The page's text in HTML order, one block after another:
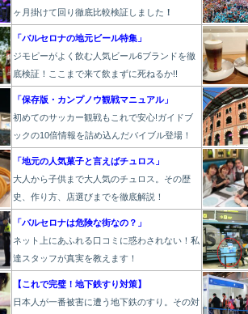
ヶ月掛けて回り徹底比較検証しました ！
「バルセロナの地元ビール特集」
ジモピーがよく飲む人気ビール6ブランドを徹
底検証！ここまで来て飲まずに死ねるか!!
「保存版・カンプノウ観戦マニュアル」
初めてのサッカー観戦もこれで安心!ガイドブ
ックの10倍情報を詰め込んだバイブル登場！
「地元の人気菓子と言えばチュロス」
大人から子供まで大人気のチュロス。その歴
史、作り方、店選びまでを徹底解説！
「バルセロナは危険な街なの？」
ネット上にあふれる口コミに惑わされない！私
達スタッフが真実を教えます！
【これで完璧！地下鉄すり対策】
日本人が一番被害に遭う地下鉄のすり。その対